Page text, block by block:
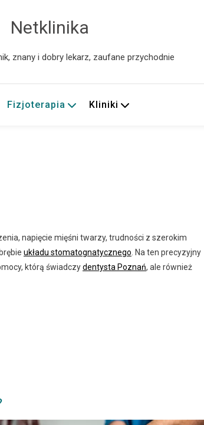
Netklinika
znany i dobry lekarz, zaufane przychodnie
Fizjoterapia Kliniki
napięcie mięśni twarzy, trudności z szerokim
układu stomatognatycznego . Na ten precyzyjny
którą świadczydentysta Poznań, ale również